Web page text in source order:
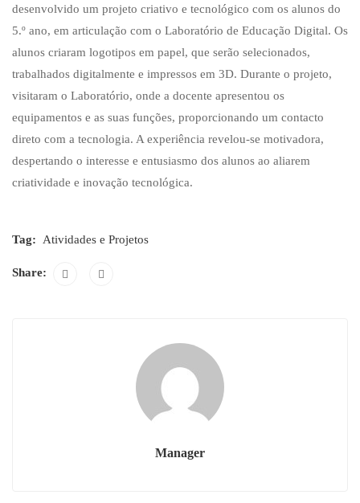
desenvolvido um projeto criativo e tecnológico com os alunos do
5.º ano, em articulação com o Laboratório de Educação Digital. Os
alunos criaram logotipos em papel, que serão selecionados,
trabalhados digitalmente e impressos em 3D. Durante o projeto,
visitaram o Laboratório, onde a docente apresentou os
equipamentos e as suas funções, proporcionando um contacto
direto com a tecnologia. A experiência revelou-se motivadora,
despertando o interesse e entusiasmo dos alunos ao aliarem
criatividade e inovação tecnológica.
Tag: Atividades e Projetos
Share:
Manager